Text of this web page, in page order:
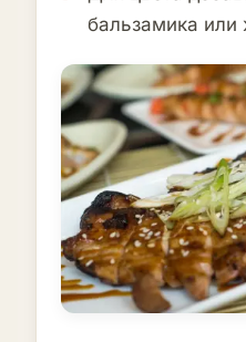
бальзамика или